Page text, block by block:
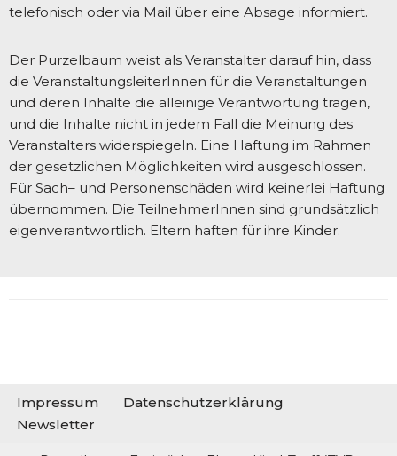
telefonisch oder via Mail über eine Absage informiert.
Der Purzelbaum weist als Veranstalter darauf hin, dass
die VeranstaltungsleiterInnen für die Veranstaltungen
und deren Inhalte die alleinige Verantwortung tragen,
und die Inhalte nicht in jedem Fall die Meinung des
Veranstalters widerspiegeln. Eine Haftung im Rahmen
der gesetzlichen Möglichkeiten wird ausgeschlossen.
Für Sach– und Personenschäden wird keinerlei Haftung
übernommen. Die TeilnehmerInnen sind grundsätzlich
eigenverantwortlich. Eltern haften für ihre Kinder.
Impressum
Datenschutzerklärung
Newsletter